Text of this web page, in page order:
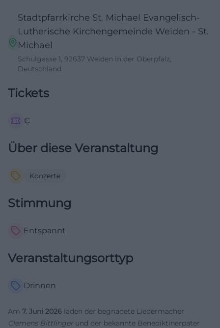
Stadtpfarrkirche St. Michael Evangelisch-
Lutherische Kirchengemeinde Weiden - St.
Michael
Schulgasse 1, 92637 Weiden in der Oberpfalz,
Deutschland
Tickets
€
Über diese Veranstaltung
Konzerte
Stimmung
Entspannt
Veranstaltungsorttyp
Drinnen
Am 7. Juni 2026 laden der begnadete Liedermacher
Clemens Bittlinger und der bekannte Benediktinerpater